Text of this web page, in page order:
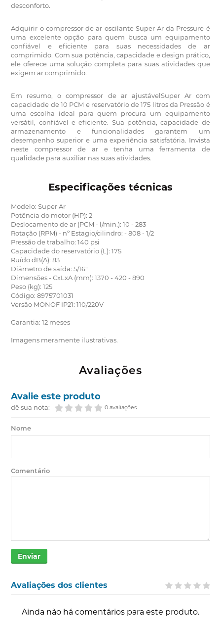
desconforto.
Adquirir o compressor de ar oscilante Super Ar da Pressure é
uma excelente opção para quem busca um equipamento
confiável e eficiente para suas necessidades de ar
comprimido. Com sua potência, capacidade e design prático,
ele oferece uma solução completa para suas atividades que
exigem ar comprimido.
Em resumo, o compressor de ar ajustávelSuper Ar com
capacidade de 10 PCM e reservatório de 175 litros da Pressão é
uma escolha ideal para quem procura um equipamento
versátil, confiável e eficiente. Sua potência, capacidade de
armazenamento e funcionalidades garantem um
desempenho superior e uma experiência satisfatória. Invista
neste compressor de ar e tenha uma ferramenta de
qualidade para auxiliar nas suas atividades.
Especificações técnicas
Modelo: Super Ar
Potência do motor (HP): 2
Deslocamento de ar (PCM - l/min.): 10 - 283
Rotação (RPM) - nº Estagio/cilindro: - 808 - 1/2
Pressão de trabalho: 140 psi
Capacidade do reservatório (L): 175
Ruído dB(A): 83
Diâmetro de saída: 5/16"
Dimensões - CxLxA (mm): 1370 - 420 - 890
Peso (kg): 125
Código: 8975701031
Versão MONOF IP21: 110/220V
Garantia: 12 meses
Imagens meramente ilustrativas.
Avaliações
Avalie este produto
0 avaliações
dê sua nota:
Nome
Comentário
Enviar
Avaliações dos clientes
Ainda não há comentários para este produto.